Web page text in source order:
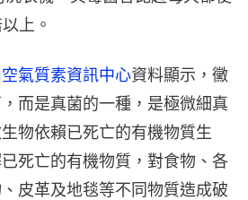
上。
氣質素資訊中心資料顯示，黴
而是真菌的一種，是極微細真
物依賴已死亡的有機物質生
死亡的有機物質，對食物、各
皮革及地毯等不同物質造成破